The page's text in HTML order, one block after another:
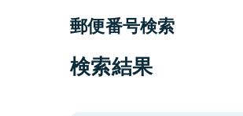
郵便番号検索
検索結果